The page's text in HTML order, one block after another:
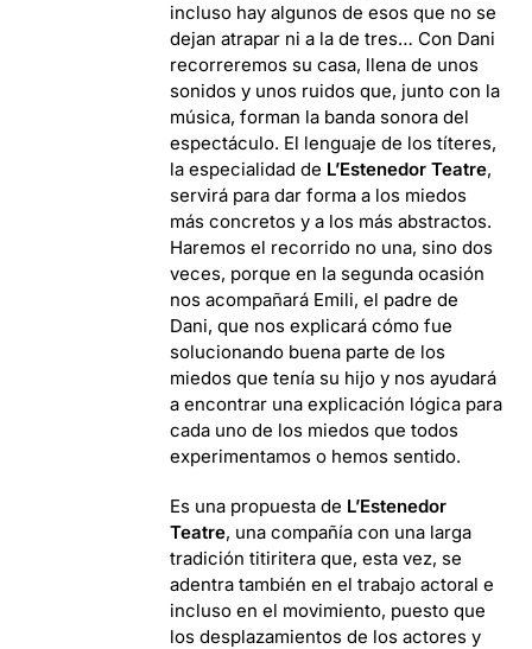
incluso hay algunos de esos que no se
dejan atrapar ni a la de tres… Con Dani
recorreremos su casa, llena de unos
sonidos y unos ruidos que, junto con la
música, forman la banda sonora del
espectáculo. El lenguaje de los títeres,
la especialidad de L’Estenedor Teatre,
servirá para dar forma a los miedos
más concretos y a los más abstractos.
Haremos el recorrido no una, sino dos
veces, porque en la segunda ocasión
nos acompañará Emili, el padre de
Dani, que nos explicará cómo fue
solucionando buena parte de los
miedos que tenía su hijo y nos ayudará
a encontrar una explicación lógica para
cada uno de los miedos que todos
experimentamos o hemos sentido.
Es una propuesta de L’Estenedor
Teatre, una compañía con una larga
tradición titiritera que, esta vez, se
adentra también en el trabajo actoral e
incluso en el movimiento, puesto que
los desplazamientos de los actores y